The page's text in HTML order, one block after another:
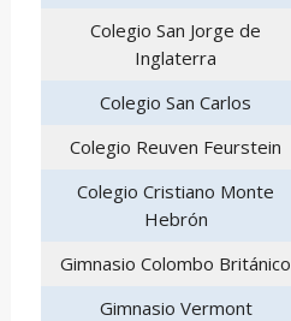
Colegio San Jorge de
Inglaterra
Colegio San Carlos
Colegio Reuven Feurstein
Colegio Cristiano Monte
Hebrón
Gimnasio Colombo Británico
Gimnasio Vermont